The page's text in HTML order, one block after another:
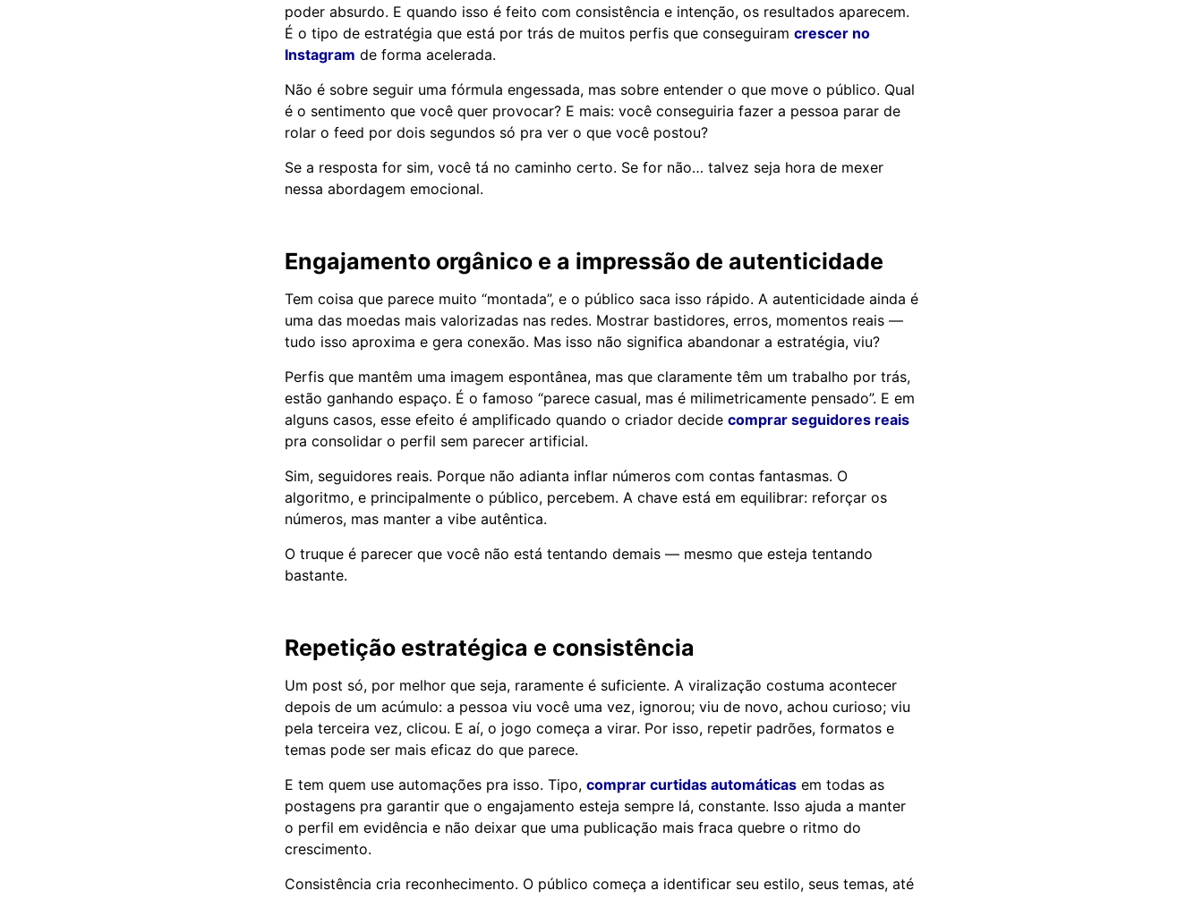
poder absurdo. E quando isso é feito com consistência e intenção, os resultados aparecem.
É o tipo de estratégia que está por trás de muitos perfis que conseguiram crescer no
Instagram de forma acelerada.
Não é sobre seguir uma fórmula engessada, mas sobre entender o que move o público. Qual
é o sentimento que você quer provocar? E mais: você conseguiria fazer a pessoa parar de
rolar o feed por dois segundos só pra ver o que você postou?
Se a resposta for sim, você tá no caminho certo. Se for não… talvez seja hora de mexer
nessa abordagem emocional.
Engajamento orgânico e a impressão de autenticidade
Tem coisa que parece muito “montada”, e o público saca isso rápido. A autenticidade ainda é
uma das moedas mais valorizadas nas redes. Mostrar bastidores, erros, momentos reais —
tudo isso aproxima e gera conexão. Mas isso não significa abandonar a estratégia, viu?
Perfis que mantêm uma imagem espontânea, mas que claramente têm um trabalho por trás,
estão ganhando espaço. É o famoso “parece casual, mas é milimetricamente pensado”. E em
alguns casos, esse efeito é amplificado quando o criador decide comprar seguidores reais
pra consolidar o perfil sem parecer artificial.
Sim, seguidores reais. Porque não adianta inflar números com contas fantasmas. O
algoritmo, e principalmente o público, percebem. A chave está em equilibrar: reforçar os
números, mas manter a vibe autêntica.
O truque é parecer que você não está tentando demais — mesmo que esteja tentando
bastante.
Repetição estratégica e consistência
Um post só, por melhor que seja, raramente é suficiente. A viralização costuma acontecer
depois de um acúmulo: a pessoa viu você uma vez, ignorou; viu de novo, achou curioso; viu
pela terceira vez, clicou. E aí, o jogo começa a virar. Por isso, repetir padrões, formatos e
temas pode ser mais eficaz do que parece.
E tem quem use automações pra isso. Tipo, comprar curtidas automáticas em todas as
postagens pra garantir que o engajamento esteja sempre lá, constante. Isso ajuda a manter
o perfil em evidência e não deixar que uma publicação mais fraca quebre o ritmo do
crescimento.
Consistência cria reconhecimento. O público começa a identificar seu estilo, seus temas, até